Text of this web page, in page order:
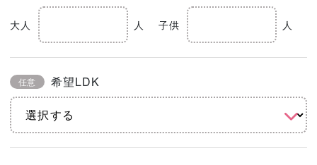
大人 人 子供 人
任意 希望LDK